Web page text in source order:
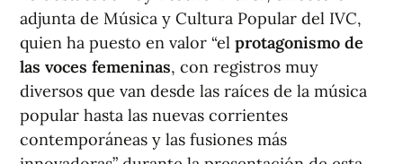
adjunta de Música y Cultura Popular del IVC,
quien ha puesto en valor “el protagonismo de
las voces femeninas, con registros muy
diversos que van desde las raíces de la música
popular hasta las nuevas corrientes
contemporáneas y las fusiones más